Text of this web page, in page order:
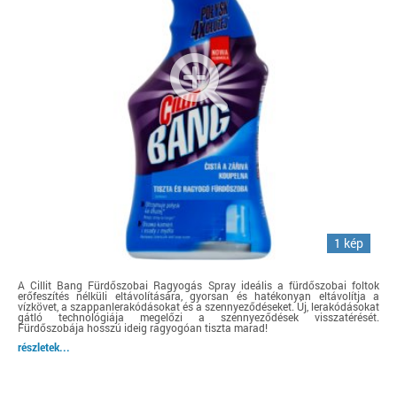
1 kép
A Cillit Bang Fürdőszobai Ragyogás Spray ideális a fürdőszobai foltok
erőfeszítés nélküli eltávolítására, gyorsan és hatékonyan eltávolítja a
vízkövet, a szappanlerakódásokat és a szennyeződéseket. Új, lerakódásokat
gátló technológiája megelőzi a szennyeződések visszatérését.
Fürdőszobája hosszú ideig ragyogóan tiszta marad!
részletek...